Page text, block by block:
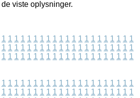
viste oplysninger.
1 1 1 1 1 1 1 1 1 1 1 1 1 1 1 1 1 1 1 1 1
1 1 1 1 1 1 1 1 1 1 1 1 1 1 1 1 1 1 1 1 1
1 1 1 1 1 1 1 1 1 1 1 1 1 1 1 1 1 1 1 1 1
1 1 1 1 1 1 1 1 1 1 1 1 1 1 1 1 1 1 1 1 1
1 1 1 1 1 1 1 1 1 1 1 1 1 1 1 1 1 1 1 1 1